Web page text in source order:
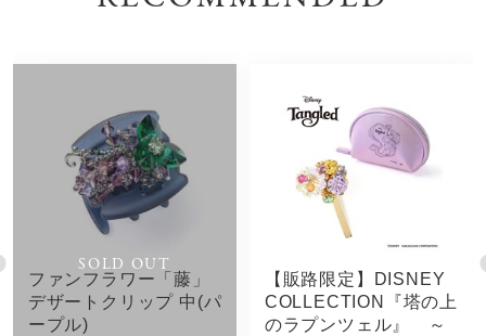
SOLD OUT
ファンフラワー「藤」
デザートクリップ 中(パ
ープル)
【販路限定】DISNEY
COLLECTION『塔の上
のラプンツェル』 ～